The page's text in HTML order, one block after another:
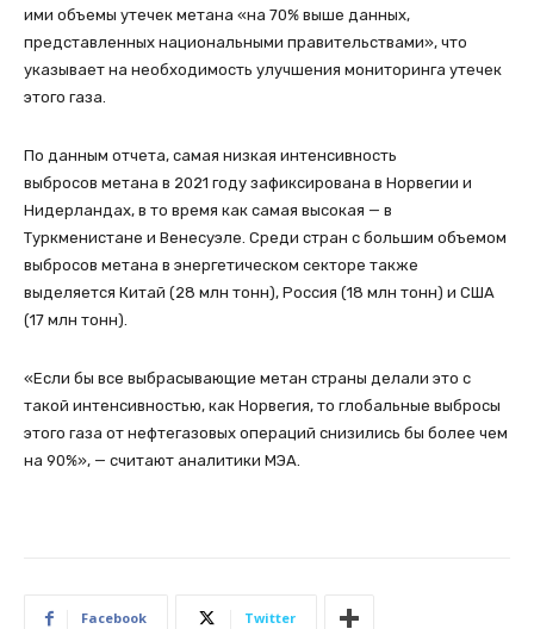
ими объемы утечек метана «на 70% выше данных,
представленных национальными правительствами», что
указывает на необходимость улучшения мониторинга утечек
этого газа.
По данным отчета, самая низкая интенсивность
выбросов метана в 2021 году зафиксирована в Норвегии и
Нидерландах, в то время как самая высокая — в
Туркменистане и Венесуэле. Среди стран с большим объемом
выбросов метана в энергетическом секторе также
выделяется Китай (28 млн тонн), Россия (18 млн тонн) и США
(17 млн тонн).
«Если бы все выбрасывающие метан страны делали это с
такой интенсивностью, как Норвегия, то глобальные выбросы
этого газа от нефтегазовых операций снизились бы более чем
на 90%», — считают аналитики МЭА.
Facebook Twitter